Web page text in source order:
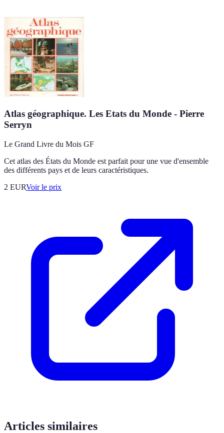
Atlas géographique. Les Etats du Monde - Pierre
Serryn
Le Grand Livre du Mois GF
Cet atlas des États du Monde est parfait pour une vue d'ensemble
des différents pays et de leurs caractéristiques.
2 EURVoir le prix
Articles similaires